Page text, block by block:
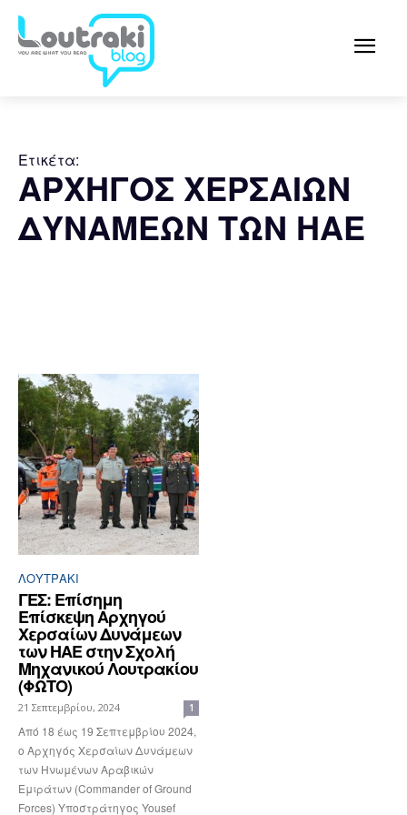
Ετικέτα:
ΑΡΧΗΓΟΣ ΧΕΡΣΑΙΩΝ
ΔΥΝΑΜΕΩΝ ΤΩΝ ΗΑΕ
ΛΟΥΤΡΆΚΙ
ΓΕΣ: Επίσημη
Επίσκεψη Αρχηγού
Χερσαίων Δυνάμεων
των ΗΑΕ στην Σχολή
Μηχανικού Λουτρακίου
(ΦΩΤΟ)
21 Σεπτεμβρίου, 2024 1
Από 18 έως 19 Σεπτεμβρίου 2024,
ο Αρχηγός Χερσαίων Δυνάμεων
των Ηνωμένων Αραβικών
Εμιράτων (Commander of Ground
Forces) Υποστράτηγος Yousef